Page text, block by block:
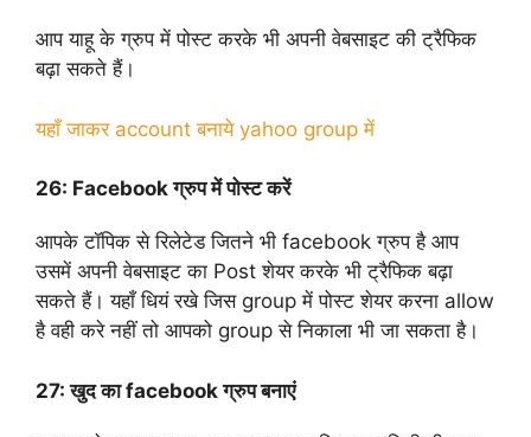
आप याहू के ग्रुप में पोस्ट करके भी अपनी वेबसाइट की ट्रैफिक
बढ़ा सकते हैं।
यहाँ जाकर account बनाये yahoo group में
26: Facebook ग्रुप में पोस्ट करें
आपके टॉपिक से रिलेटेड जितने भी facebook ग्रुप है आप
उसमें अपनी वेबसाइट का Post शेयर करके भी ट्रैफिक बढ़ा
सकते हैं। यहाँ धियं रखे जिस group में पोस्ट शेयर करना allow
है वही करे नहीं तो आपको group से निकाला भी जा सकता है।
27: खुद का facebook ग्रुप बनाएं